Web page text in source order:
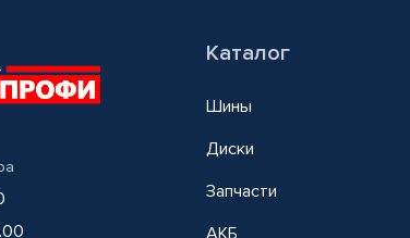
Каталог
Шины
Диски
Запчасти
АКБ